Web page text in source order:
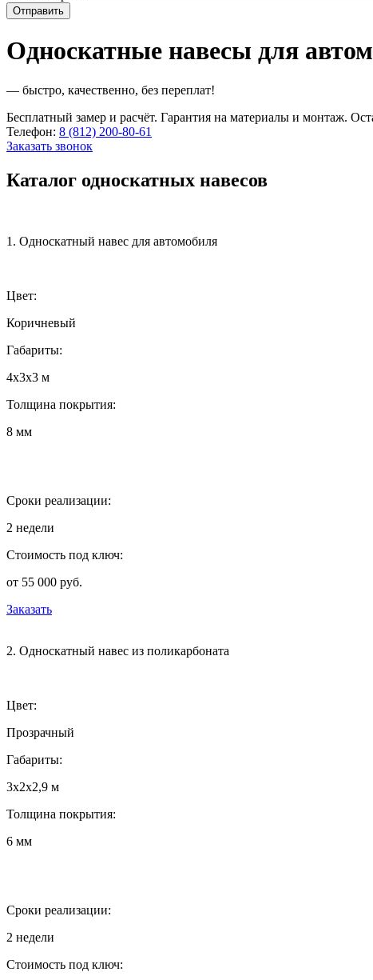
Односкатные навесы для
— быстро, качественно, без переплат!
Бесплатный замер и расчёт. Гарантия на материалы и монтаж.
Телефон: 8 (812) 200-80-61
Заказать звонок
Каталог односкатных навесов
1. Односкатный навес для автомобиля
Цвет:
Коричневый
Габариты:
4х3х3 м
Толщина покрытия:
8 мм
Сроки реализации:
2 недели
Стоимость под ключ:
от 55 000 руб.
Заказать
2. Односкатный навес из поликарбоната
Цвет:
Прозрачный
Габариты:
3х2х2,9 м
Толщина покрытия:
6 мм
Сроки реализации:
2 недели
Стоимость под ключ: